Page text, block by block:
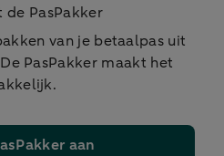
de PasPakker
van je betaalpas uit
PasPakker maakt het
aan